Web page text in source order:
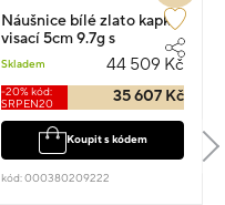
Náušnice bílé zlato kapka
visací 5cm 9.7g s
diamantem 0.410ct
Skladem 44 509 Kč
-20% kód:
SRPEN20
35 607 Kč
Koupit s kódem
kód: 000380209222